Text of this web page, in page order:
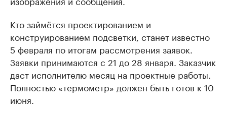
Кто займётся проектированием и
конструированием подсветки, станет известно
5 февраля по итогам рассмотрения заявок.
Заявки принимаются с 21 до 28 января. Заказчик
даст исполнителю месяц на проектные работы.
Полностью «термометр» должен быть готов к 10
июня.